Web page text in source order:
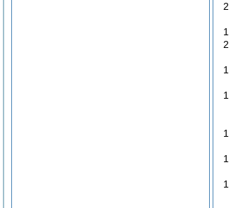
2
1
2
1
1
1
1
1